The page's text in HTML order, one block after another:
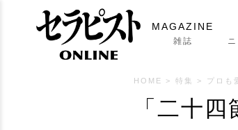
MAGAZINE
雑誌
HOME > 特集 > プロも
「二十